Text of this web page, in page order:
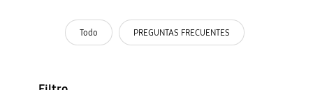
Todo PREGUNTAS FRECUENTES